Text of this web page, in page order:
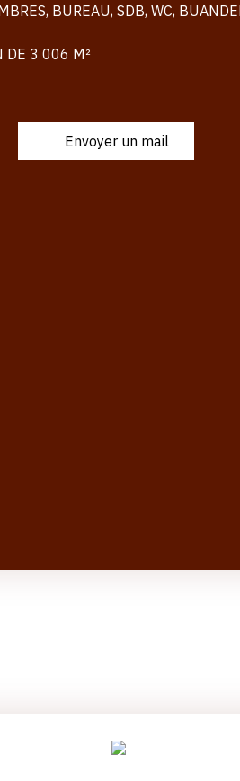
BUREAU, SDB, WC,
DE 3 006 M²
Envoyer un mail